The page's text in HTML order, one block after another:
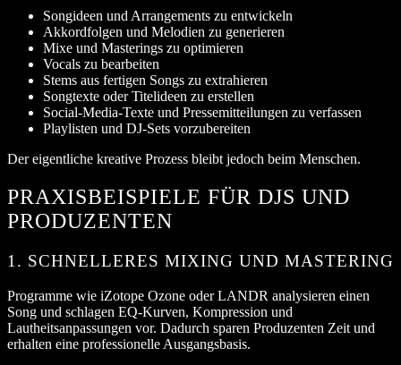
Songideen und Arrangements zu entwickeln
Akkordfolgen und Melodien zu generieren
Mixe und Masterings zu optimieren
Vocals zu bearbeiten
Stems aus fertigen Songs zu extrahieren
Songtexte oder Titelideen zu erstellen
Social-Media-Texte und Pressemitteilungen zu verfassen
Playlisten und DJ-Sets vorzubereiten
Der eigentliche kreative Prozess bleibt jedoch beim Menschen.
PRAXISBEISPIELE FÜR DJS UND
PRODUZENTEN
1. SCHNELLERES MIXING UND MASTERING
Programme wie iZotope Ozone oder LANDR analysieren einen
Song und schlagen EQ-Kurven, Kompression und
Lautheitsanpassungen vor. Dadurch sparen Produzenten Zeit und
erhalten eine professionelle Ausgangsbasis.